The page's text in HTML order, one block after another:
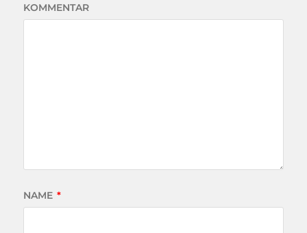
KOMMENTAR
NAME *